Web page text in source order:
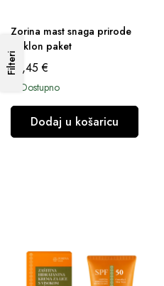
Filteri
Zorina mast snaga prirode
poklon paket
12,45€
Dostupno
Dodaj u košaricu